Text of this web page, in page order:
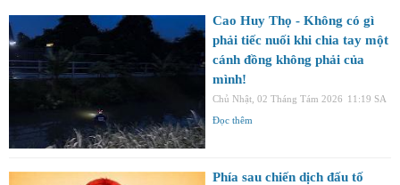
Cao Huy Thọ - Không có gì
phải tiếc nuối khi chia tay một
cánh đồng không phải của
mình!
Chủ Nhật, 02 Tháng Tám 2026 11:19 SA
Đọc thêm
Phía sau chiến dịch đấu tố